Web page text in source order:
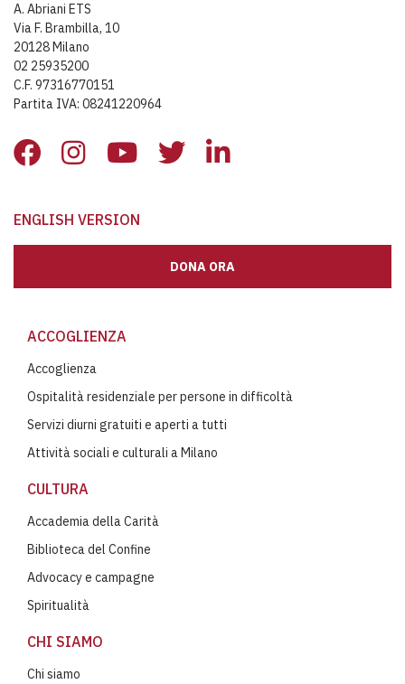
A. Abriani ETS
Via F. Brambilla, 10
20128 Milano
02 25935200
C.F. 97316770151
Partita IVA: 08241220964
ENGLISH VERSION
DONA ORA
ACCOGLIENZA
Accoglienza
Ospitalità residenziale per persone in difficoltà
Servizi diurni gratuiti e aperti a tutti
Attività sociali e culturali a Milano
CULTURA
Accademia della Carità
Biblioteca del Confine
Advocacy e campagne
Spiritualità
CHI SIAMO
Chi siamo